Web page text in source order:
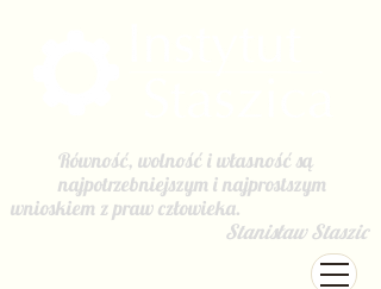
Równość, wolność i własność są
najpotrzebniejszym i najprostszym
wnioskiem z praw człowieka.
Stanisław Staszic